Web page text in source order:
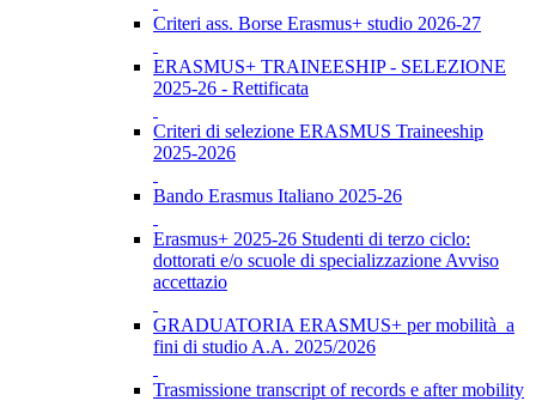
Criteri ass. Borse Erasmus+ studio 2026-27
ERASMUS+ TRAINEESHIP - SELEZIONE
2025-26 - Rettificata
Criteri di selezione ERASMUS Traineeship
2025-2026
Bando Erasmus Italiano 2025-26
Erasmus+ 2025-26 Studenti di terzo ciclo:
dottorati e/o scuole di specializzazione Avviso
accettazio
GRADUATORIA ERASMUS+ per mobilità a
fini di studio A.A. 2025/2026
Trasmissione transcript of records e after mobility